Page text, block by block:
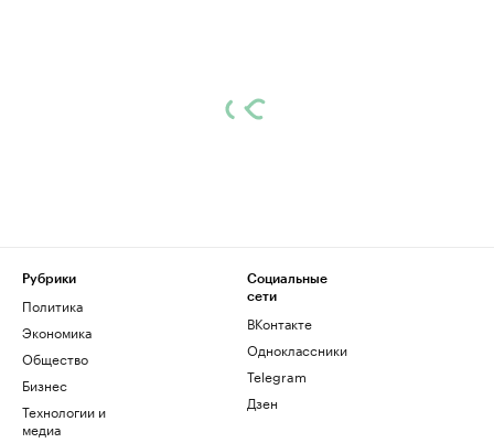
Рубрики
Политика
Экономика
Общество
Бизнес
Технологии и
медиа
Социальные
сети
ВКонтакте
Одноклассники
Telegram
Дзен